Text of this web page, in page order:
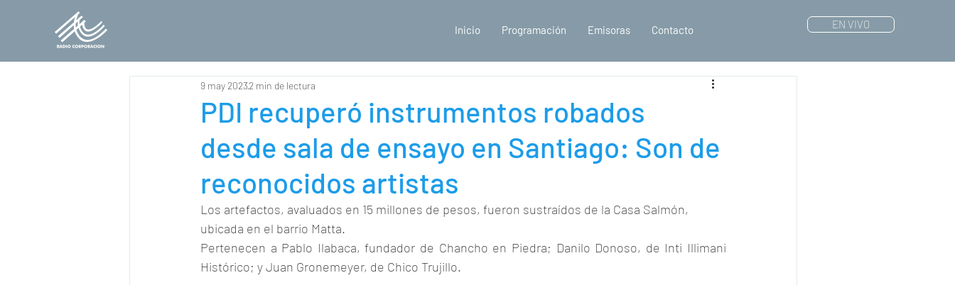
Inicio Programación Emisoras Contacto EN VIVO
PDI recuperó instrumentos robados
desde sala de ensayo en Santiago: Son de
reconocidos artistas
9 may 20232 min de lectura
Los artefactos, avaluados en 15 millones de pesos, fueron sustraídos de la Casa Salmón,
ubicada en el barrio Matta.
Pertenecen a Pablo Ilabaca, fundador de Chancho en Piedra; Danilo Donoso, de Inti Illimani
Histórico; y Juan Gronemeyer, de Chico Trujillo.